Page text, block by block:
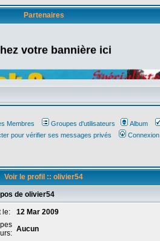
Partenaires
votre bannière ici
Membres Groupes d'utilisateurs Album
pour vérifier ses messages privés Connexion
Voir le profil :: olivier54
de olivier54
le:
12 Mar 2009
Aucun